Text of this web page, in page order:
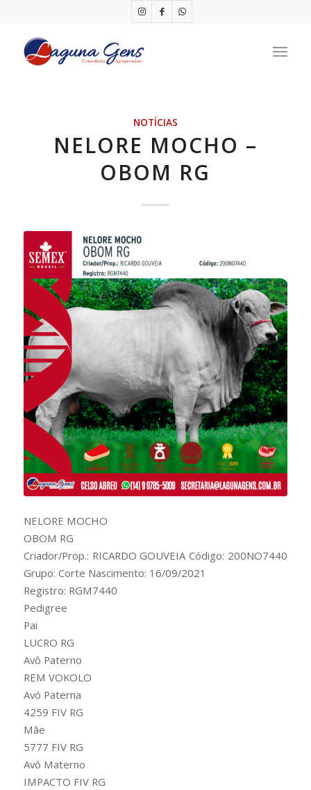
NOTÍCIAS
NELORE MOCHO –
OBOM RG
NELORE MOCHO
OBOM RG
Criador/Prop.: RICARDO GOUVEIA Código: 200NO7440
Grupo: Corte Nascimento: 16/09/2021
Registro: RGM7440
Pedigree
Pai
LUCRO RG
Avô Paterno
REM VOKOLO
Avó Paterna
4259 FIV RG
Mãe
5777 FIV RG
Avô Materno
IMPACTO FIV RG